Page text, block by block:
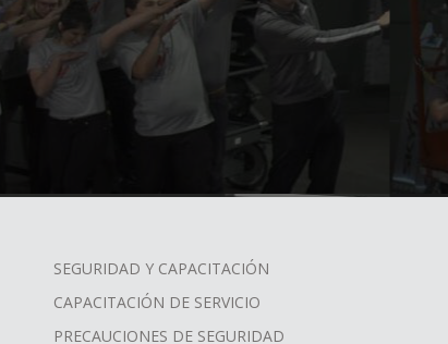
SEGURIDAD Y CAPACITACIÓN
CAPACITACIÓN DE SERVICIO
PRECAUCIONES DE SEGURIDAD